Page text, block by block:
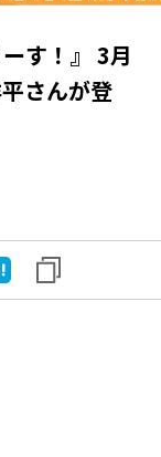
す！』 3月
さんが登